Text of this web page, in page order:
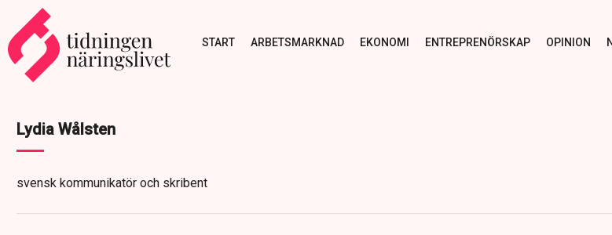
START ARBETSMARKNAD EKONOMI ENTREPRENÖRSKAP OPINION
Lydia Wålsten
svensk kommunikatör och skribent